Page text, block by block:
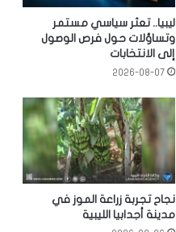
ليبيا.. تعثر سياسي مستمر
وتساؤلات حول فرص الوصول
إلى الانتخابات
2026-08-07
نجاح تجربة زراعة الموز في
مدينة أجدابيا الليبية